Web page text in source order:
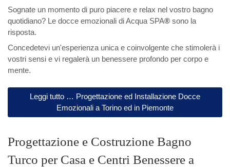
Sognate un momento di puro piacere e relax nel vostro bagno
quotidiano? Le docce emozionali di Acqua SPA® sono la
risposta.
Concedetevi un'esperienza unica e coinvolgente che stimolerà i
vostri sensi e vi regalerà un benessere profondo per corpo e
mente.
Leggi tutto … Progettazione ed Installazione Docce
Emozionali a Torino ed in Piemonte
Progettazione e Costruzione Bagno
Turco per Casa e Centri Benessere a